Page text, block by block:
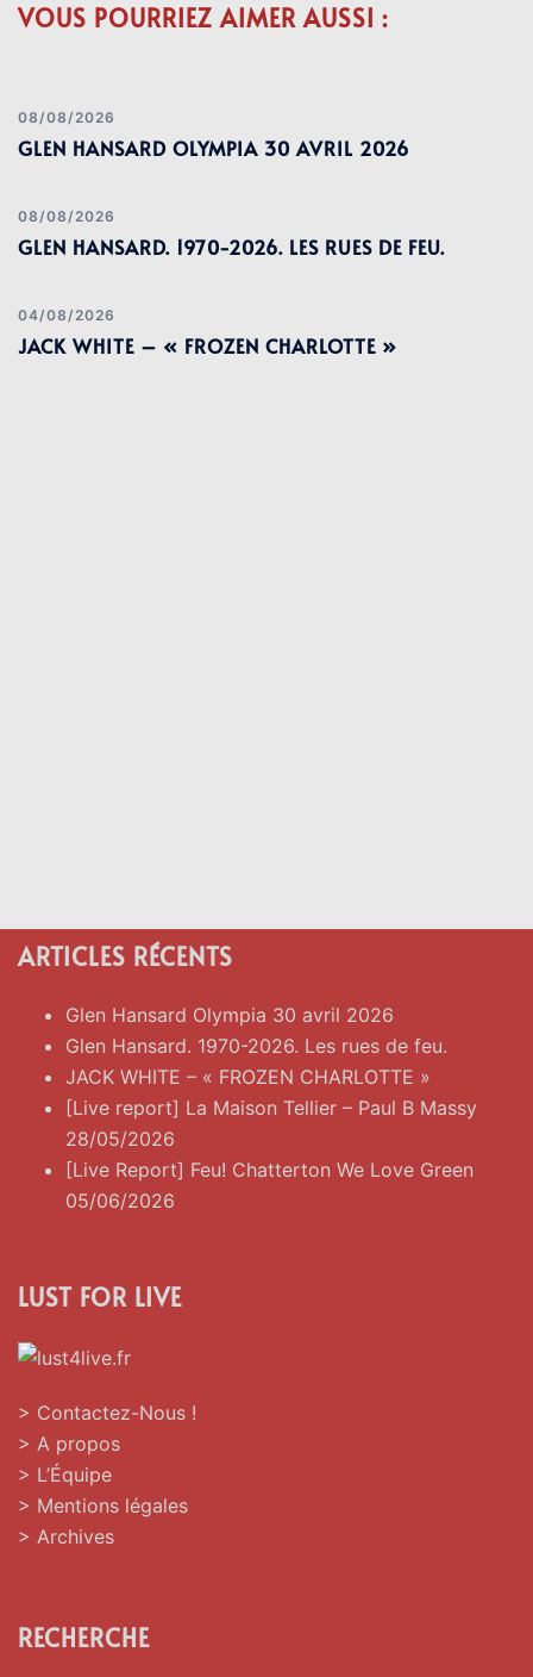
VOUS POURRIEZ AIMER AUSSI :
08/08/2026
GLEN HANSARD OLYMPIA 30 AVRIL 2026
08/08/2026
GLEN HANSARD. 1970-2026. LES RUES DE FEU.
04/08/2026
JACK WHITE – « FROZEN CHARLOTTE »
ARTICLES RÉCENTS
Glen Hansard Olympia 30 avril 2026
Glen Hansard. 1970-2026. Les rues de feu.
JACK WHITE – « FROZEN CHARLOTTE »
[Live report] La Maison Tellier – Paul B Massy
28/05/2026
[Live Report] Feu! Chatterton We Love Green
05/06/2026
LUST FOR LIVE
> Contactez-Nous !
> A propos
> L’Équipe
> Mentions légales
> Archives
RECHERCHE